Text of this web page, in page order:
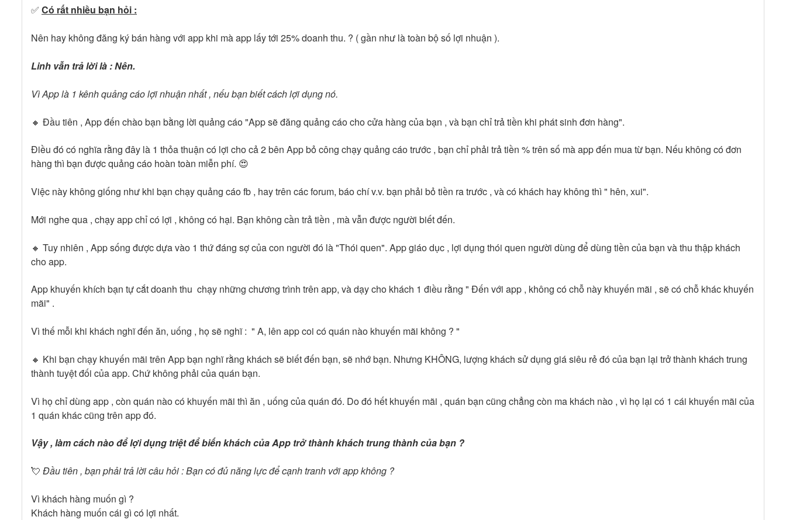
✅ Có rất nhiều bạn hỏi :
Nên hay không đăng ký bán hàng với app khi mà app lấy tới 25% doanh thu. ? ( gần như là toàn bộ số lợi nhuận ).
Linh vẫn trả lời là : Nên.
Vì App là 1 kênh quảng cáo lợi nhuận nhất , nếu bạn biết cách lợi dụng nó.
🔸 Đầu tiên , App đến chào bạn bằng lời quảng cáo "App sẽ đăng quảng cáo cho cửa hàng của bạn , và bạn chỉ trả tiền khi phát sinh đơn hàng".
Điều đó có nghĩa rằng đây là 1 thỏa thuận có lợi cho cả 2 bên App bỏ công chạy quảng cáo trước , bạn chỉ phải trả tiền % trên số mà app đến mua từ bạn. Nếu không có đơn
hàng thì bạn được quảng cáo hoàn toàn miễn phí. 😍
Việc này không giống như khi bạn chạy quảng cáo fb , hay trên các forum, báo chí v.v. bạn phải bỏ tiền ra trước , và có khách hay không thì " hên, xui".
Mới nghe qua , chạy app chỉ có lợi , không có hại. Bạn không cần trả tiền , mà vẫn được người biết đến.
🔸 Tuy nhiên , App sống được dựa vào 1 thứ đáng sợ của con người đó là "Thói quen". App giáo dục , lợi dụng thói quen người dùng để dùng tiền của bạn và thu thập khách
cho app.
App khuyến khích bạn tự cắt doanh thu chạy những chương trình trên app, và dạy cho khách 1 điều rằng " Đến với app , không có chỗ này khuyến mãi , sẽ có chỗ khác khuyến
mãi" .
Vì thế mỗi khi khách nghĩ đến ăn, uống , họ sẽ nghĩ : " A, lên app coi có quán nào khuyến mãi không ? "
🔸 Khi bạn chạy khuyến mãi trên App bạn nghĩ rằng khách sẽ biết đến bạn, sẽ nhớ bạn. Nhưng KHÔNG, lượng khách sử dụng giá siêu rẻ đó của bạn lại trở thành khách trung
thành tuyệt đối của app. Chứ không phải của quán bạn.
Vì họ chỉ dùng app , còn quán nào có khuyến mãi thì ăn , uống của quán đó. Do đó hết khuyến mãi , quán bạn cũng chẳng còn ma khách nào , vì họ lại có 1 cái khuyến mãi của
1 quán khác cũng trên app đó.
Vậy , làm cách nào để lợi dụng triệt để biến khách của App trở thành khách trung thành của bạn ?
💘 Đầu tiên , bạn phải trả lời câu hỏi : Bạn có đủ năng lực để cạnh tranh với app không ?
Vì khách hàng muốn gì ?
Khách hàng muốn cái gì có lợi nhất.